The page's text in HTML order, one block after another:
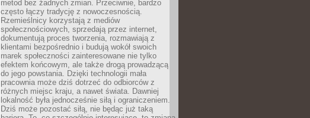
metod bez żadnych zmian. Przeciwnie, bardzo
często łączy tradycję z nowoczesnością.
Rzemieślnicy korzystają z mediów
społecznościowych, sprzedają przez internet,
dokumentują proces tworzenia, rozmawiają z
klientami bezpośrednio i budują wokół swoich
marek społeczności zainteresowane nie tylko
efektem końcowym, ale także drogą prowadzącą
do jego powstania. Dzięki technologii mała
pracownia może dziś dotrzeć do odbiorców z
różnych miejsc kraju, a nawet świata. Dawniej
lokalność była jednocześnie siłą i ograniczeniem.
Dziś może pozostać siłą, nie będąc już taką